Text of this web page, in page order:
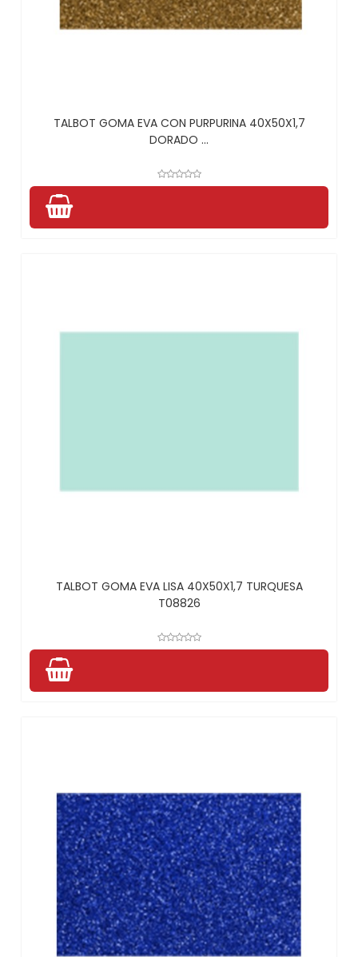
TALBOT GOMA EVA CON PURPURINA 40X50X1,7
DORADO ...
TALBOT GOMA EVA LISA 40X50X1,7 TURQUESA
T08826